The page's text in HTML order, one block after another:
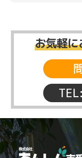
お気軽